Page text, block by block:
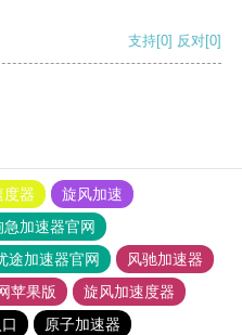
支持[0] 反对[0]
度器
旋风加速
急加速器官网
途加速器官网
风驰加速器
苹果版
旋风加速度器
原子加速器